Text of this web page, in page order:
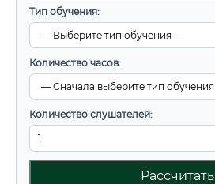
Тип обучения:
Количество часов:
Количество слушателей:
Рассчитать